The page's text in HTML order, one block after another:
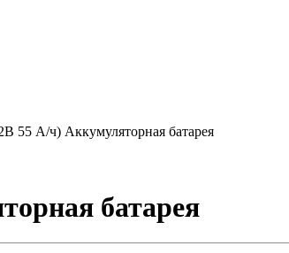
55 А/ч) Аккумуляторная батарея
батарея